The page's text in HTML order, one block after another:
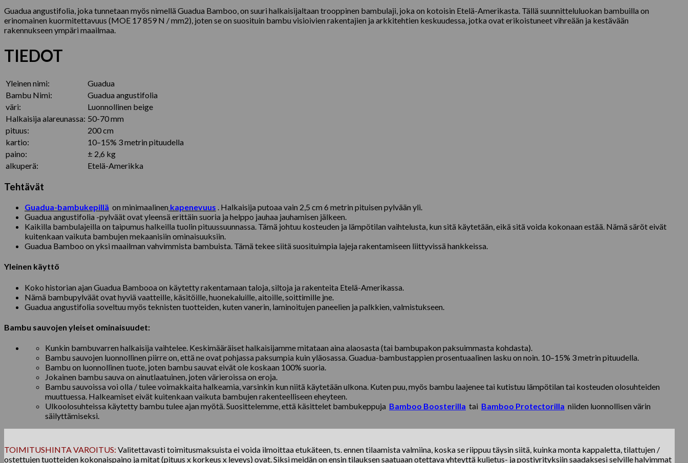
Guadua angustifolia, joka tunnetaan myös nimellä Guadua Bamboo, on suuri halkaisijaltaan trooppinen bambulaji, joka on kotoisin Etelä-Amerikasta. Tällä suunnitteluluokan bambuilla on
erinomainen kuormitettavuus (MOE 17 859 N / mm2), joten se on suosituin bambu visioivien rakentajien ja arkkitehtien keskuudessa, jotka ovat erikoistuneet vihreään ja kestävään
rakennukseen ympäri maailmaa.
TIEDOT
Yleinen nimi:
Guadua
Bambu Nimi:
Guadua angustifolia
väri:
Luonnollinen beige
Halkaisija alareunassa: 50-70 mm
pituus:
200 cm
kartio:
10–15% 3 metrin pituudella
paino:
± 2,6 kg
alkuperä:
Etelä-Amerikka
Tehtävät
Guadua-bambukepillä on minimaalinen kapenevuus . Halkaisija putoaa vain 2,5 cm 6 metrin pituisen pylvään yli.
Guadua angustifolia -pylväät ovat yleensä erittäin suoria ja helppo jauhaa jauhamisen jälkeen.
Kaikilla bambulajeilla on taipumus halkeilla tuolin pituussuunnassa. Tämä johtuu kosteuden ja lämpötilan vaihtelusta, kun sitä käytetään, eikä sitä voida kokonaan estää. Nämä säröt eivät
kuitenkaan vaikuta bambujen mekaanisiin ominaisuuksiin.
Guadua Bamboo on yksi maailman vahvimmista bambuista. Tämä tekee siitä suosituimpia lajeja rakentamiseen liittyvissä hankkeissa.
Yleinen käyttö
Koko historian ajan Guadua Bambooa on käytetty rakentamaan taloja, siltoja ja rakenteita Etelä-Amerikassa.
Nämä bambupylväät ovat hyviä vaatteille, käsitöille, huonekaluille, aitoille, soittimille jne.
Guadua angustifolia soveltuu myös teknisten tuotteiden, kuten vanerin, laminoitujen paneelien ja palkkien, valmistukseen.
Bambu sauvojen yleiset ominaisuudet:
Kunkin bambuvarren halkaisija vaihtelee. Keskimääräiset halkaisijamme mitataan aina alaosasta (tai bambupakon paksuimmasta kohdasta).
Bambu sauvojen luonnollinen piirre on, että ne ovat pohjassa paksumpia kuin yläosassa. Guadua-bambustappien prosentuaalinen lasku on noin. 10–15% 3 metrin pituudella.
Bambu on luonnollinen tuote, joten bambu sauvat eivät ole koskaan 100% suoria.
Jokainen bambu sauva on ainutlaatuinen, joten värieroissa on eroja.
Bambu sauvoissa voi olla / tulee voimakkaita halkeamia, varsinkin kun niitä käytetään ulkona. Kuten puu, myös bambu laajenee tai kutistuu lämpötilan tai kosteuden olosuhteiden
muuttuessa. Halkeamiset eivät kuitenkaan vaikuta bambujen rakenteelliseen eheyteen.
Ulkoolosuhteissa käytetty bambu tulee ajan myötä. Suosittelemme, että käsittelet bambukeppuja Bamboo Boosterilla tai Bamboo Protectorilla niiden luonnollisen värin
säilyttämiseksi.
TOIMITUSHINTA VAROITUS: Valitettavasti toimitusmaksuista ei voida ilmoittaa etukäteen, ts. ennen tilaamista valmiina, koska se riippuu täysin siitä, kuinka monta kappaletta, tilattujen /
ostettujen tuotteiden kokonaispaino ja mitat (pituus x korkeus x leveys) ovat. Siksi meidän on ensin tilauksen saatuaan otettava yhteyttä kuljetus- ja postiyrityksiin saadaksesi selville halvimmat